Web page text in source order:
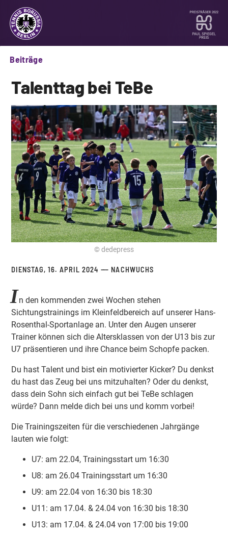
Beiträge
Talenttag bei TeBe
© dedepress
DIENSTAG, 16. APRIL 2024 NACHWUCHS
In den kommenden zwei Wochen stehen
Sichtungstrainings im Kleinfeldbereich auf unserer Hans-
Rosenthal-Sportanlage an. Unter den Augen unserer
Trainer können sich die Altersklassen von der U13 bis zur
U7 präsentieren und ihre Chance beim Schopfe packen.
Du hast Talent und bist ein motivierter Kicker? Du denkst
du hast das Zeug bei uns mitzuhalten? Oder du denkst,
dass dein Sohn sich einfach gut bei TeBe schlagen
würde? Dann melde dich bei uns und komm vorbei!
Die Trainingszeiten für die verschiedenen Jahrgänge
lauten wie folgt:
U7: am 22.04, Trainingsstart um 16:30
U8: am 26.04 Trainingsstart um 16:30
U9: am 22.04 von 16:30 bis 18:30
U11: am 17.04. & 24.04 von 16:30 bis 18:30
U13: am 17.04. & 24.04 von 17:00 bis 19:00